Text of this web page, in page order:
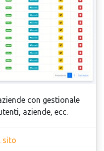
con gestionale
aziende, ecc.
sito